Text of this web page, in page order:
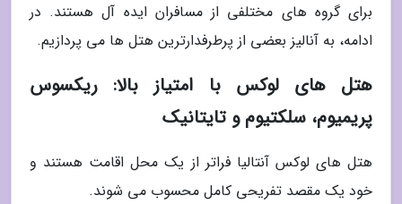
برای گروه های مختلفی از مسافران ایده آل هستند. در
ادامه، به آنالیز بعضی از پرطرفدارترین هتل ها می پردازیم.
هتل های لوکس با امتیاز بالا: ریکسوس
پریمیوم، سلکتیوم و تایتانیک
هتل های لوکس آنتالیا فراتر از یک محل اقامت هستند و
خود یک مقصد تفریحی کامل محسوب می شوند.